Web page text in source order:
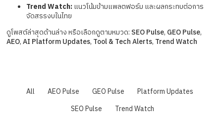
Trend Watch:แนวโน้มข้ามแพลตฟอร์ม และผลกระทบต่อการ
จัดสรรงบในไทย
ดูโพสต์ล่าสุดด้านล่าง หรือเลือกดูตามหมวด: SEO Pulse, GEO Pulse,
AEO,AI Platform Updates, Tool & Tech Alerts, Trend Watch
All AEO Pulse GEO Pulse
Platform Updates
SEO Pulse
Trend Watch